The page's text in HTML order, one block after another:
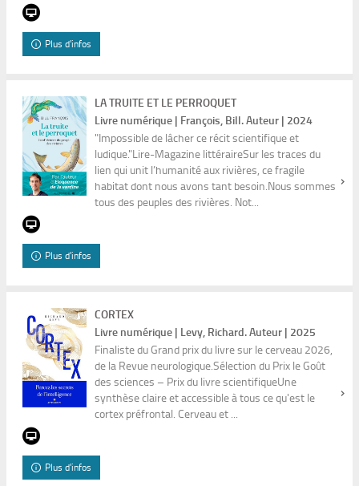
Plus d'infos
LA TRUITE ET LE PERROQUET
Livre numérique | François, Bill. Auteur | 2024
"Impossible de lâcher ce récit scientifique et
ludique."Lire-Magazine littéraireSur les traces du
lien qui unit l’humanité aux rivières, ce fragile
habitat dont nous avons tant besoin.Nous sommes
tous des peuples des rivières. Not...
Plus d'infos
CORTEX
Livre numérique | Levy, Richard. Auteur | 2025
Finaliste du Grand prix du livre sur le cerveau 2026,
de la Revue neurologique.Sélection du Prix le Goût
des sciences – Prix du livre scientifiqueUne
synthèse claire et accessible à tous ce qu'est le
cortex préfrontal. Cerveau et ...
Plus d'infos